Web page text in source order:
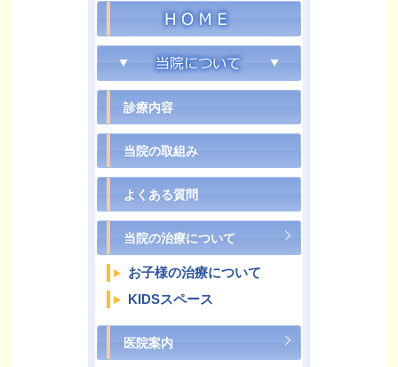
診療内容
当院の取組み
よくある質問
当院の治療について
お子様の治療について
KIDSスペース
医院案内